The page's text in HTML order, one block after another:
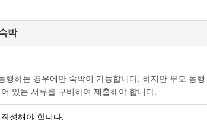
박
하는 경우에만 숙박이 가능합니다. 하지만 부모 동행
있는 서류를 구비하여 제출해야 합니다.
성해야 합니다.